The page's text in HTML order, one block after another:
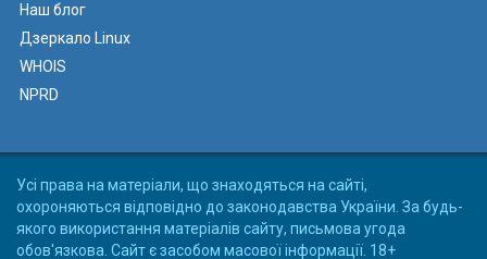
Наш блог
Дзеркало Linux
WHOIS
NPRD
Усі права на матеріали, що знаходяться на сайті,
охороняються відповідно до законодавства України. За будь-
якого використання матеріалів сайту, письмова угода
обов'язкова. Сайт є засобом масової інформації. 18+